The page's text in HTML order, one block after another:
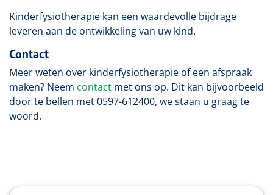
Kinderfysiotherapie kan een waardevolle bijdrage
leveren aan de ontwikkeling van uw kind.
Contact
Meer weten over kinderfysiotherapie of een afspraak
maken? Neem contact met ons op. Dit kan bijvoorbeeld
door te bellen met 0597-612400, we staan u graag te
woord.